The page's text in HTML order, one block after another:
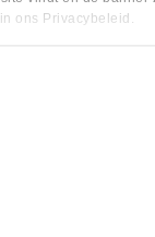
ons Privacybeleid.